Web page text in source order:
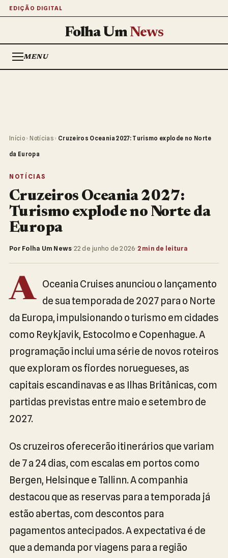
EDIÇÃO DIGITAL
Folha UmNews
MENU
Início › Notícias › Cruzeiros Oceania 2027: Turismo explode no Norte
da Europa
NOTÍCIAS
Cruzeiros Oceania 2027:
Turismo explode no Norte da
Europa
Por Folha Um News·22 de junho de 2026·2 min de leitura
A Oceania Cruises anunciou o lançamento
de sua temporada de 2027 para o Norte
da Europa, impulsionando o turismo em cidades
como Reykjavik, Estocolmo e Copenhague. A
programação inclui uma série de novos roteiros
que exploram os fiordes noruegueses, as
capitais escandinavas e as Ilhas Britânicas, com
partidas previstas entre maio e setembro de
2027.
Os cruzeiros oferecerão itinerários que variam
de 7 a 24 dias, com escalas em portos como
Bergen, Helsinque e Tallinn. A companhia
destacou que as reservas para a temporada já
estão abertas, com descontos para
pagamentos antecipados. A expectativa é de
que a demanda por viagens para a região